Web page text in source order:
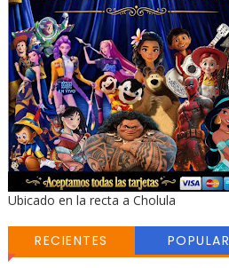
Ubicado en la recta a Cholula
RECIENTES POPULAR